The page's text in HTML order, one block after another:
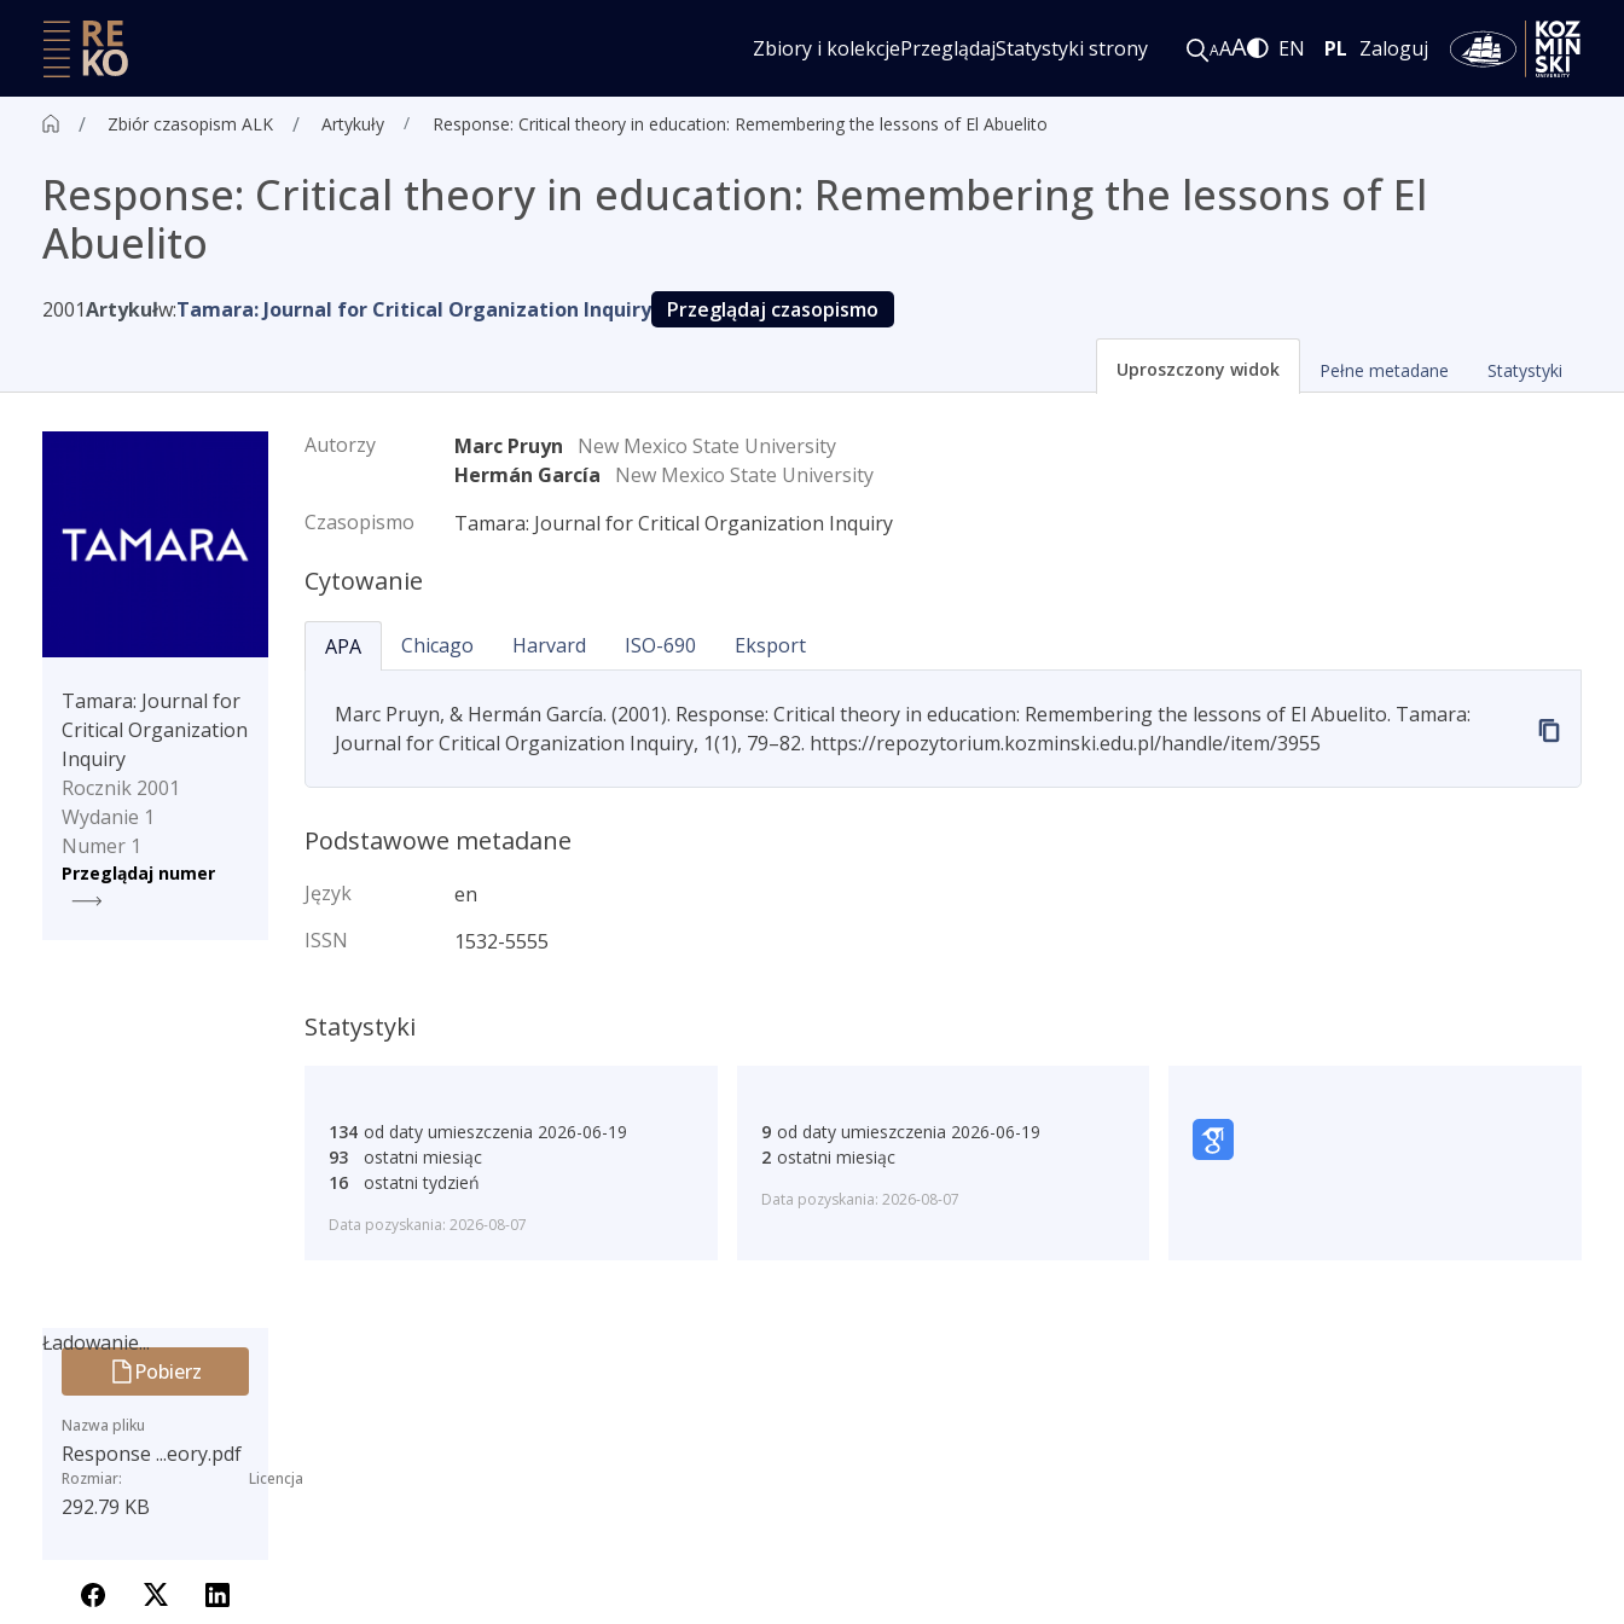
Zbiory i kolekcjePrzeglądajStatystyki strony AAA EN PL Zaloguj
Zbiór czasopism ALK Artykuły Response: Critical theory in education: Remembering the lessons of El Abuelito
Response: Critical theory in education: Remembering the lessons of El
Abuelito
2001Artykułw:Tamara: Journal for Critical Organization Inquiry Przeglądaj czasopismo
Uproszczony widok Pełne metadane Statystyki
Tamara: Journal for
Critical Organization
Inquiry
Rocznik 2001
Wydanie 1
Numer 1
Przeglądaj numer
Ładowanie...
Ładowanie...Pobierz
Nazwa pliku
Response ...eory.pdf
Rozmiar:
292.79 KB
Licencja
Autorzy Marc Pruyn
New Mexico State University
Hermán García
New Mexico State University
Czasopismo
Tamara: Journal for Critical Organization Inquiry
Cytowanie
APA Chicago Harvard ISO-690 Eksport
Marc Pruyn, & Hermán García. (2001). Response: Critical theory in education: Remembering the lessons of El Abuelito. Tamara:
Journal for Critical Organization Inquiry, 1(1), 79–82. https://repozytorium.kozminski.edu.pl/handle/item/3955
Podstawowe metadane
Język
en
ISSN
1532-5555
Statystyki
134 od daty umieszczenia 2026-06-19
93
ostatni miesiąc
16
ostatni tydzień
Data pozyskania: 2026-08-07
9 od daty umieszczenia 2026-06-19
2 ostatni miesiąc
Data pozyskania: 2026-08-07